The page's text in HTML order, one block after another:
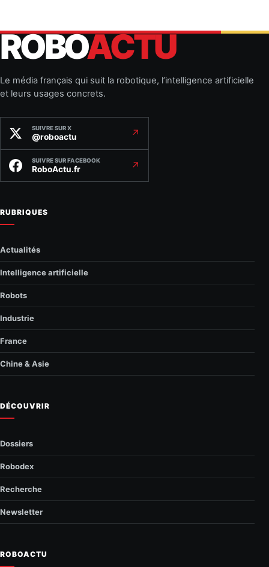
ROBOACTU
Le média français qui suit la robotique, l’intelligence artificielle
et leurs usages concrets.
SUIVRE SUR X
@roboactu ↗
SUIVRE SUR FACEBOOK
RoboActu.fr ↗
RUBRIQUES
Actualités
Intelligence artificielle
Robots
Industrie
France
Chine & Asie
DÉCOUVRIR
Dossiers
Robodex
Recherche
Newsletter
ROBOACTU